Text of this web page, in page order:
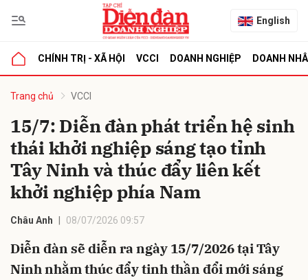
English
CHÍNH TRỊ - XÃ HỘI VCCI DOANH NGHIỆP DOANH
Trang chủ VCCI
15/7: Diễn đàn phát triển hệ sinh
thái khởi nghiệp sáng tạo tỉnh
Tây Ninh và thúc đẩy liên kết
khởi nghiệp phía Nam
Châu Anh 08/07/2026 09:57
Diễn đàn sẽ diễn ra ngày 15/7/2026 tại Tây
Ninh nhằm thúc đẩy tinh thần đổi mới sáng
luận